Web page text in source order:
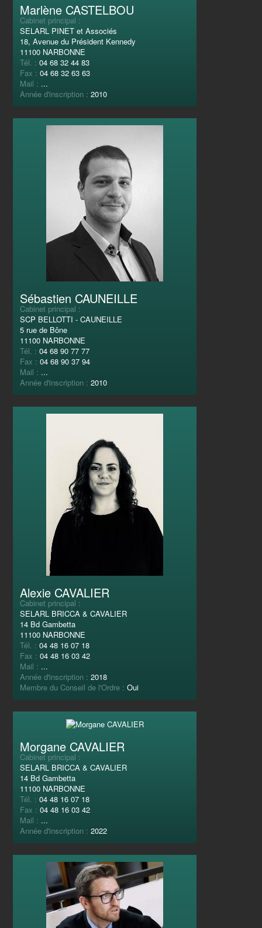
Marlène CASTELBOU
Cabinet principal :
SELARL PINET et Associés
18, Avenue du Président Kennedy
11100 NARBONNE
Tél. :04 68 32 44 83
Fax :04 68 32 63 63
Mail : ...
Année d'inscription :2010
Sébastien CAUNEILLE
Cabinet principal :
SCP BELLOTTI - CAUNEILLE
5 rue de Bône
11100 NARBONNE
Tél. :04 68 90 77 77
Fax :04 68 90 37 94
Mail : ...
Année d'inscription :2010
Alexie CAVALIER
Cabinet principal :
SELARL BRICCA & CAVALIER
14 Bd Gambetta
11100 NARBONNE
Tél. :04 48 16 07 18
Fax :04 48 16 03 42
Mail : ...
Année d'inscription :2018
Membre du Conseil de l'Ordre :Oui
Morgane CAVALIER
Cabinet principal :
SELARL BRICCA & CAVALIER
14 Bd Gambetta
11100 NARBONNE
Tél. :04 48 16 07 18
Fax :04 48 16 03 42
Mail : ...
Année d'inscription :2022